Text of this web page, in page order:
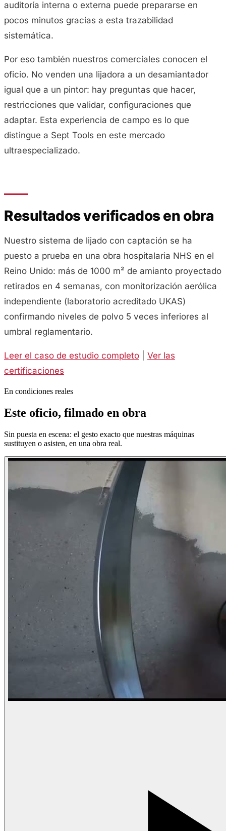
auditoría interna o externa puede prepararse en
pocos minutos gracias a esta trazabilidad
sistemática.
Por eso también nuestros comerciales conocen el
oficio. No venden una lijadora a un desamiantador
igual que a un pintor: hay preguntas que hacer,
restricciones que validar, configuraciones que
adaptar. Esta experiencia de campo es lo que
distingue a Sept Tools en este mercado
ultraespecializado.
Resultados verificados en obra
Nuestro sistema de lijado con captación se ha
puesto a prueba en una obra hospitalaria NHS en el
Reino Unido: más de 1000 m² de amianto proyectado
retirados en 4 semanas, con monitorización aerólica
independiente (laboratorio acreditado UKAS)
confirmando niveles de polvo 5 veces inferiores al
umbral reglamentario.
Leer el caso de estudio completo
Ver las
certificaciones
En condiciones reales
Este oficio, filmado en obra
Sin puesta en escena: el gesto exacto que nuestras máquinas
sustituyen o asisten, en una obra real.